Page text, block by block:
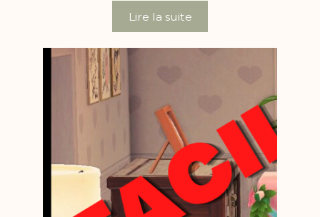
Lire la suite